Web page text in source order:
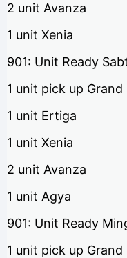
2 unit Avanza
1 unit Xenia
901: Unit Ready
1 unit pick up Grand
1 unit Ertiga
1 unit Xenia
2 unit Avanza
1 unit Agya
901: Unit Ready
1 unit pick up Grand